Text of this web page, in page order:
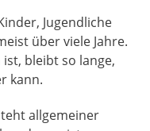
Jugendliche
über viele Jahre.
bleibt so lange,
kann.
allgemeiner